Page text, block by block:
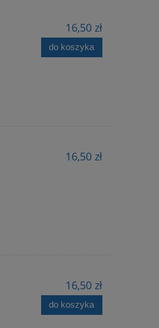
16,50 zł
do koszyka
16,50 zł
16,50 zł
do koszyka